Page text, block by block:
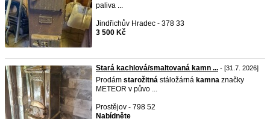
paliva ...
Jindřichův Hradec - 378 33
3 500 Kč
Stará kachlová/smaltovaná kamn ... - [31.7. 2026]
Prodám starožitná stáložárná kamna značky
METEOR v půvo ...
Prostějov - 798 52
Nabídněte